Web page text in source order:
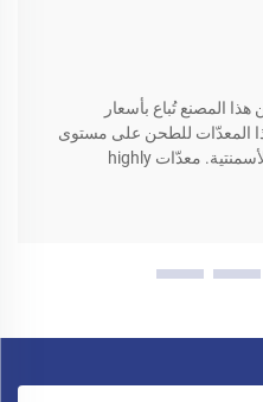
المصنع تُباع بأسعار
المعدّات للطحن على مستوى
احترافي للأرضيات الإيبوكسية والأسمنتية. معدّات highly